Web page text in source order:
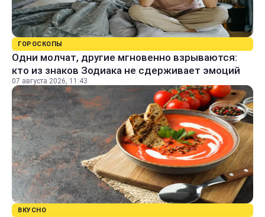
ГОРОСКОПЫ
Одни молчат, другие мгновенно взрываются:
кто из знаков Зодиака не сдерживает эмоций
07 августа 2026, 11:43
ВКУСНО